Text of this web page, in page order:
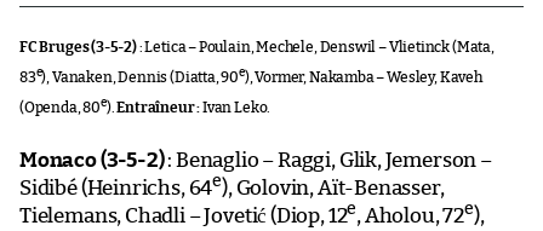
FC Bruges (3-5-2): Letica – Poulain, Mechele, Denswil – Vlietinck (Mata,
83e), Vanaken, Dennis (Diatta, 90e), Vormer, Nakamba – Wesley, Kaveh
(Openda, 80e).Entraîneur :Ivan Leko.
Monaco (3-5-2): Benaglio – Raggi, Glik, Jemerson –
Sidibé (Heinrichs, 64e), Golovin, Aït-Benasser,
Tielemans, Chadli – Jovetić (Diop, 12e, Aholou, 72e),